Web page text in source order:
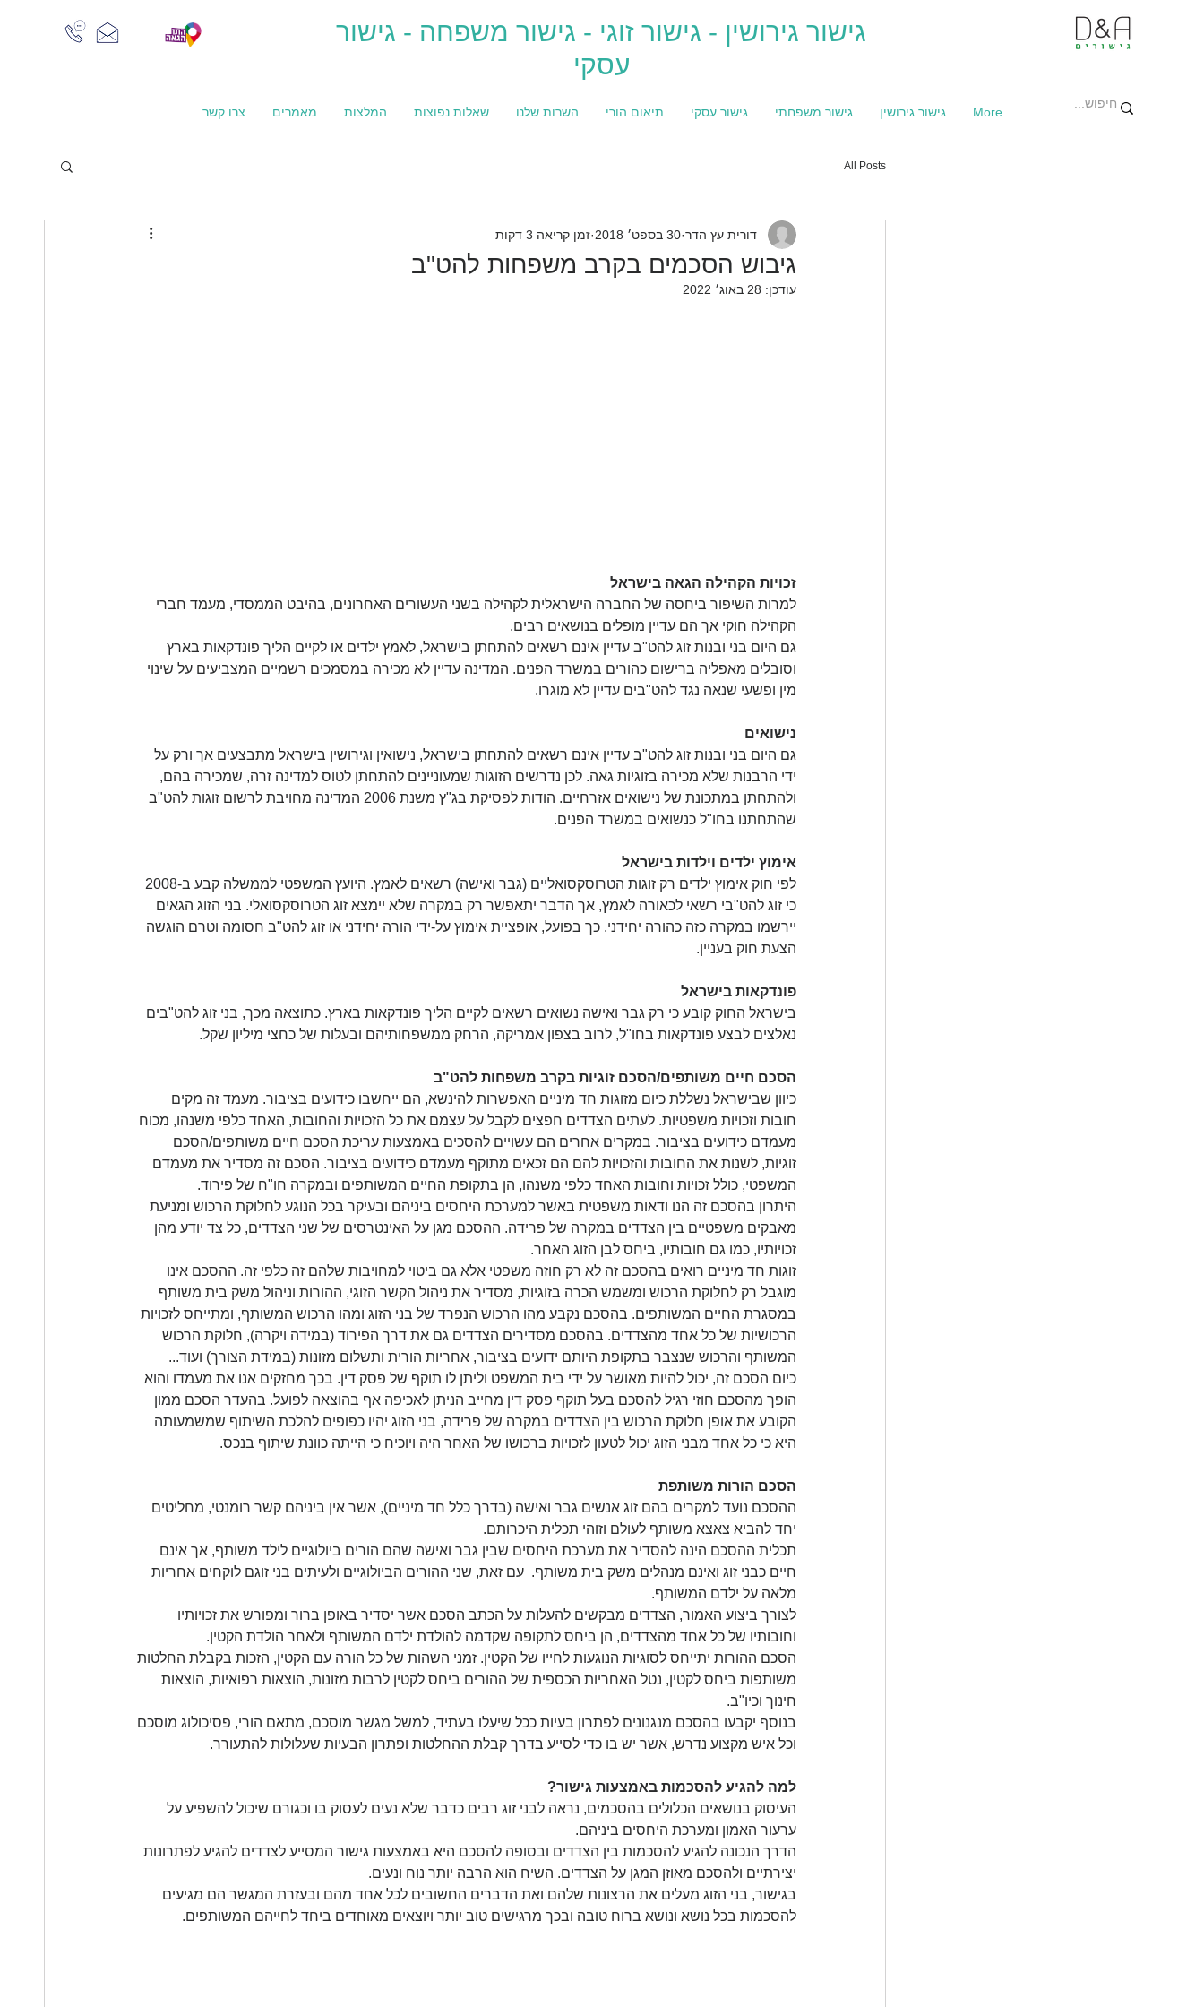
גישור גירושין - גישור זוגי - גישור משפחה - גישור
עסקי
צרו קשר מאמרים המלצות שאלות נפוצות השרות שלנו תיאום הורי גישור עסקי גישור משפחתי גישור גירושין More
All Posts
גיבוש הסכמים בקרב משפחות להט"ב
דורית עץ הדר 30 בספט׳ 2018 זמן קריאה 3 דקות
עודכן: 28 באוג׳ 2022
זכויות הקהילה הגאה בישראל
למרות השיפור ביחסה של החברה הישראלית לקהילה בשני העשורים האחרונים, בהיבט הממסדי, מעמד חברי
הקהילה חוקי אך הם עדיין מופלים בנושאים רבים.
גם היום בני ובנות זוג להט"ב עדיין אינם רשאים להתחתן בישראל, לאמץ ילדים או לקיים הליך פונדקאות בארץ
וסובלים מאפליה ברישום כהורים במשרד הפנים. המדינה עדיין לא מכירה במסמכים רשמיים המצביעים על שינוי
מין ופשעי שנאה נגד להט"בים עדיין לא מוגרו.
נישואים
גם היום בני ובנות זוג להט"ב עדיין אינם רשאים להתחתן בישראל, נישואין וגירושין בישראל מתבצעים אך ורק על
ידי הרבנות שלא מכירה בזוגיות גאה. לכן נדרשים הזוגות שמעוניינים להתחתן לטוס למדינה זרה, שמכירה בהם,
ולהתחתן במתכונת של נישואים אזרחיים. הודות לפסיקת בג"ץ משנת 2006 המדינה מחויבת לרשום זוגות להט"ב
שהתחתנו בחו"ל כנשואים במשרד הפנים.
אימוץ ילדים וילדות בישראל
כי זוג להט"בי רשאי לכאורה לאמץ, אך הדבר יתאפשר רק במקרה שלא יימצא זוג הטרוסקסואלי. בני הזוג הגאים
יירשמו במקרה כזה כהורה יחידני. כך בפועל, אופציית אימוץ על-ידי הורה יחידני או זוג להט"ב חסומה וטרם הוגשה
הצעת חוק בעניין.
פונדקאות בישראל
בישראל החוק קובע כי רק גבר ואישה נשואים רשאים לקיים הליך פונדקאות בארץ. כתוצאה מכך, בני זוג להט"בים
נאלצים לבצע פונדקאות בחו"ל, לרוב בצפון אמריקה, הרחק ממשפחותיהם ובעלות של כחצי מיליון שקל.
הסכם חיים משותפים/הסכם זוגיות בקרב משפחות להט"ב
כיוון שבישראל נשללת כיום מזוגות חד מיניים האפשרות להינשא, הם ייחשבו כידועים בציבור. מעמד זה מקים
חובות וזכויות משפטיות. לעתים הצדדים חפצים לקבל על עצמם את כל הזכויות והחובות, האחד כלפי משנהו, מכוח
מעמדם כידועים בציבור. במקרים אחרים הם עשויים להסכים באמצעות עריכת הסכם חיים משותפים/הסכם
זוגיות, לשנות את החובות והזכויות להם הם זכאים מתוקף מעמדם כידועים בציבור. הסכם זה מסדיר את מעמדם
המשפטי, כולל זכויות וחובות האחד כלפי משנהו, הן בתקופת החיים המשותפים ובמקרה חו"ח של פירוד.
היתרון בהסכם זה הנו ודאות משפטית באשר למערכת היחסים ביניהם ובעיקר בכל הנוגע לחלוקת הרכוש ומניעת
מאבקים משפטיים בין הצדדים במקרה של פרידה. ההסכם מגן על האינטרסים של שני הצדדים, כל צד יודע מהן
זכויותיו, כמו גם חובותיו, ביחס לבן הזוג האחר.
זוגות חד מיניים רואים בהסכם זה לא רק חוזה משפטי אלא גם ביטוי למחויבות שלהם זה כלפי זה. ההסכם אינו
מוגבל רק לחלוקת הרכוש ומשמש הכרה בזוגיות, מסדיר את ניהול הקשר הזוגי, ההורות וניהול משק בית משותף
במסגרת החיים המשותפים. בהסכם נקבע מהו הרכוש הנפרד של בני הזוג ומהו הרכוש המשותף, ומתייחס לזכויות
הרכושיות של כל אחד מהצדדים. בהסכם מסדירים הצדדים גם את דרך הפירוד (במידה ויקרה), חלוקת הרכוש
המשותף והרכוש שנצבר בתקופת היותם ידועים בציבור, אחריות הורית ותשלום מזונות (במידת הצורך) ועוד...
כיום הסכם זה, יכול להיות מאושר על ידי בית המשפט וליתן לו תוקף של פסק דין. בכך מחזקים אנו את מעמדו והוא
הופך מהסכם חוזי רגיל להסכם בעל תוקף פסק דין מחייב הניתן לאכיפה אף בהוצאה לפועל. בהעדר הסכם ממון
הקובע את אופן חלוקת הרכוש בין הצדדים במקרה של פרידה, בני הזוג יהיו כפופים להלכת השיתוף שמשמעותה
היא כי כל אחד מבני הזוג יכול לטעון לזכויות ברכושו של האחר היה ויוכיח כי הייתה כוונת שיתוף בנכס.
הסכם הורות משותפת
ההסכם נועד למקרים בהם זוג אנשים גבר ואישה (בדרך כלל חד מיניים), אשר אין ביניהם קשר רומנטי, מחליטים
יחד להביא צאצא משותף לעולם וזוהי תכלית היכרותם.
תכלית ההסכם הינה להסדיר את מערכת היחסים שבין גבר ואישה שהם הורים ביולוגיים לילד משותף, אך אינם
חיים כבני זוג ואינם מנהלים משק בית משותף.  עם זאת, שני ההורים הביולוגיים ולעיתים בני זוגם לוקחים אחריות
מלאה על ילדם המשותף.
לצורך ביצוע האמור, הצדדים מבקשים להעלות על הכתב הסכם אשר יסדיר באופן ברור ומפורש את זכויותיו
וחובותיו של כל אחד מהצדדים, הן ביחס לתקופה שקדמה להולדת ילדם המשותף ולאחר הולדת הקטין.
הסכם ההורות יתייחס לסוגיות הנוגעות לחייו של הקטין. זמני השהות של כל הורה עם הקטין, הזכות בקבלת החלטות
משותפות ביחס לקטין, נטל האחריות הכספית של ההורים ביחס לקטין לרבות מזונות, הוצאות רפואיות, הוצאות
חינוך וכיו"ב.
בנוסף יקבעו בהסכם מנגנונים לפתרון בעיות ככל שיעלו בעתיד, למשל מגשר מוסכם, מתאם הורי, פסיכולוג מוסכם
וכל איש מקצוע נדרש, אשר יש בו כדי לסייע בדרך קבלת ההחלטות ופתרון הבעיות שעלולות להתעורר.
למה להגיע להסכמות באמצעות גישור?
העיסוק בנושאים הכלולים בהסכמים, נראה לבני זוג רבים כדבר שלא נעים לעסוק בו וכגורם שיכול להשפיע על
ערעור האמון ומערכת היחסים ביניהם.
הדרך הנכונה להגיע להסכמות בין הצדדים ובסופה להסכם היא באמצעות גישור המסייע לצדדים להגיע לפתרונות
יצירתיים ולהסכם מאוזן המגן על הצדדים. השיח הוא הרבה יותר נוח ונעים.
בגישור, בני הזוג מעלים את הרצונות שלהם ואת הדברים החשובים לכל אחד מהם ובעזרת המגשר הם מגיעים
להסכמות בכל נושא ונושא ברוח טובה ובכך מרגישים טוב יותר ויוצאים מאוחדים ביחד לחייהם המשותפים.